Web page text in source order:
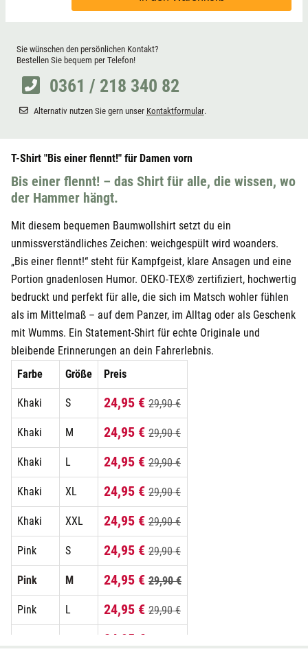
Sie wünschen den persönlichen Kontakt?
Bestellen Sie bequem per Telefon!
0361 / 218 340 82
Alternativ nutzen Sie gern unser Kontaktformular.
T-Shirt "Bis einer flennt!" für Damen vorn
Bis einer flennt! – das Shirt für alle, die wissen, wo
der Hammer hängt.
Mit diesem bequemen Baumwollshirt setzt du ein
unmissverständliches Zeichen: weichgespült wird woanders.
„Bis einer flennt!“ steht für Kampfgeist, klare Ansagen und eine
Portion gnadenlosen Humor. OEKO-TEX® zertifiziert, hochwertig
bedruckt und perfekt für alle, die sich im Matsch wohler fühlen
als im Mittelmaß – auf dem Panzer, im Alltag oder als Geschenk
mit Wumms. Ein Statement-Shirt für echte Originale und
bleibende Erinnerungen an dein Fahrerlebnis.
Farbe
Größe Preis
Khaki S 24,95 € 29,90 €
Khaki M 24,95 € 29,90 €
Khaki L 24,95 € 29,90 €
Khaki XL 24,95 € 29,90 €
Khaki XXL 24,95 € 29,90 €
Pink S 24,95 € 29,90 €
Pink M 24,95 € 29,90 €
Pink L 24,95 € 29,90 €
24,95 €